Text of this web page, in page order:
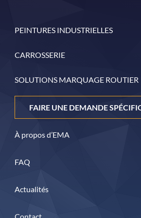
PEINTURES INDUSTRIELLES
CARROSSERIE
SOLUTIONS MARQUAGE ROUTIER
FAIRE UNE DEMANDE
À propos d’EMA
FAQ
Actualités